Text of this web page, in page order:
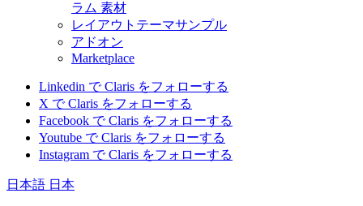
ラム 素材
レイアウトテーマサンプル
アドオン
Marketplace
Linkedin で Claris をフォローする
X で Claris をフォローする
Facebook で Claris をフォローする
Youtube で Claris をフォローする
Instagram で Claris をフォローする
日本語 日本